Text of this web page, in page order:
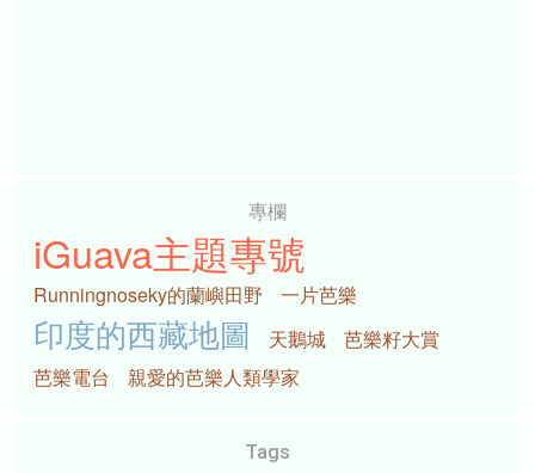
專欄
iGuava主題專號
Runningnoseky的蘭嶼田野 一片芭樂
印度的西藏地圖 天鵝城
芭樂籽大賞
芭樂電台
親愛的芭樂人類學家
Tags